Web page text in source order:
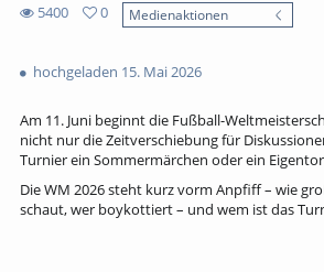
5400
views
0
Medienaktionen
hochgeladen 15. Mai 2026
Am 11. Juni beginnt die Fußball-
nicht nur die Zeitverschiebung für
Turnier ein Sommermärchen oder ein
Die WM 2026 steht kurz vorm Anpfiff – wie
schaut, wer boykottiert – und wem ist das